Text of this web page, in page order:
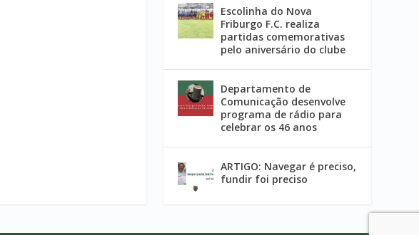
Escolinha do Nova
Friburgo F.C. realiza
partidas comemorativas
pelo aniversário do clube
Departamento de
Comunicação desenvolve
programa de rádio para
celebrar os 46 anos
ARTIGO: Navegar é preciso,
fundir foi preciso